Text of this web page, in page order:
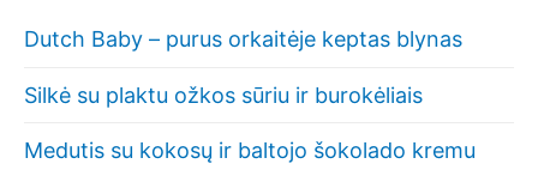
Dutch Baby – purus orkaitėje keptas blynas
Silkė su plaktu ožkos sūriu ir burokėliais
Medutis su kokosų ir baltojo šokolado kremu